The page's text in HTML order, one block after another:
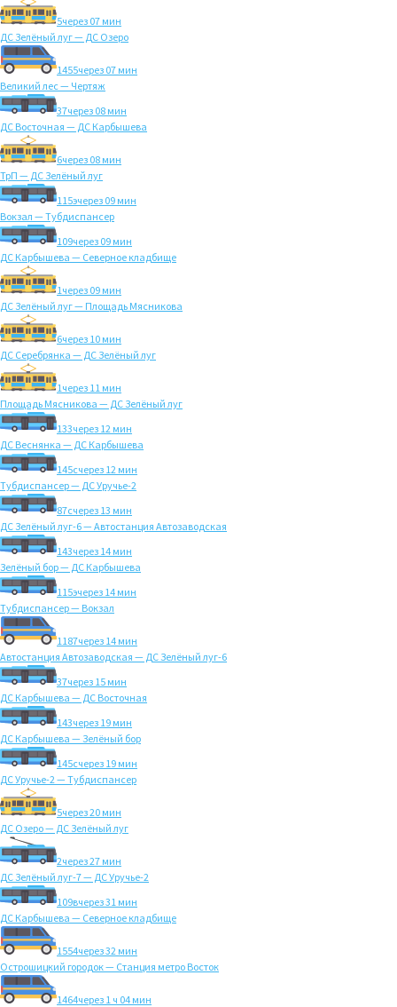
5через 07 мин
ДС Зелёный луг — ДС Озеро
1455через 07 мин
Великий лес — Чертяж
37через 08 мин
ДС Восточная — ДС Карбышева
6через 08 мин
ТрП — ДС Зелёный луг
115эчерез 09 мин
Вокзал — Тубдиспансер
109через 09 мин
ДС Карбышева — Северное кладбище
1через 09 мин
ДС Зелёный луг — Площадь Мясникова
6через 10 мин
ДС Серебрянка — ДС Зелёный луг
1через 11 мин
Площадь Мясникова — ДС Зелёный луг
133через 12 мин
ДС Веснянка — ДС Карбышева
145счерез 12 мин
Тубдиспансер — ДС Уручье-2
87счерез 13 мин
ДС Зелёный луг-6 — Автостанция Автозаводская
143через 14 мин
Зелёный бор — ДС Карбышева
115эчерез 14 мин
Тубдиспансер — Вокзал
1187через 14 мин
Автостанция Автозаводская — ДС Зелёный луг-6
37через 15 мин
ДС Карбышева — ДС Восточная
143через 19 мин
ДС Карбышева — Зелёный бор
145счерез 19 мин
ДС Уручье-2 — Тубдиспансер
5через 20 мин
ДС Озеро — ДС Зелёный луг
2через 27 мин
ДС Зелёный луг-7 — ДС Уручье-2
109вчерез 31 мин
ДС Карбышева — Северное кладбище
1554через 32 мин
Острошицкий городок — Станция метро Восток
1464через 1 ч 04 мин